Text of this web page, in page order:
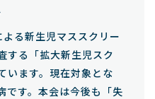
る新生児マススクリー
する「拡大新生児スク
います。現在対象とな
です。本会は今後も「失